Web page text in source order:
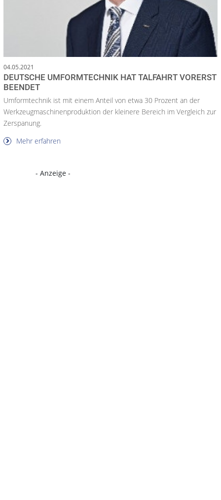
04.05.2021
DEUTSCHE UMFORMTECHNIK HAT TALFAHRT VORERST
BEENDET
Umformtechnik ist mit einem Anteil von etwa 30 Prozent an der
Werkzeugmaschinenproduktion der kleinere Bereich im Vergleich zur
Zerspanung.
Mehr erfahren
- Anzeige -